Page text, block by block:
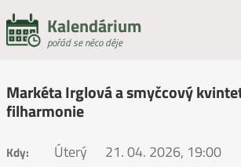
Kalendárium
pořád se něco děje
Markéta Irglová a smyčcový
filharmonie
Kdy: Úterý 21. 04. 2026, 19:00